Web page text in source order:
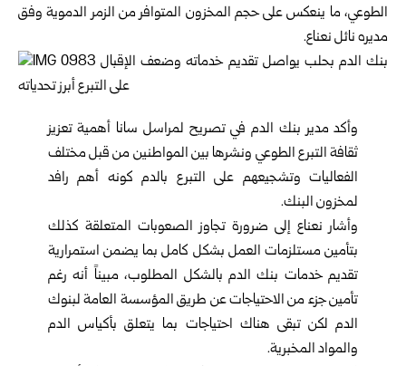
الطوعي، ما ينعكس على حجم المخزون المتوافر من الزمر الدموية وفق
مديره نائل نعناع.
وأكد مدير بنك الدم في تصريح لمراسل سانا أهمية تعزيز
ثقافة التبرع الطوعي ونشرها بين المواطنين من قبل مختلف
الفعاليات وتشجيعهم على التبرع بالدم كونه أهم رافد
لمخزون البنك.
وأشار نعناع إلى ضرورة تجاوز الصعوبات المتعلقة كذلك
بتأمين مستلزمات العمل بشكل كامل بما يضمن استمرارية
تقديم خدمات بنك الدم بالشكل المطلوب، مبيناً أنه رغم
تأمين جزء من الاحتياجات عن طريق المؤسسة العامة لبنوك
الدم لكن تبقى هناك احتياجات بما يتعلق بأكياس الدم
والمواد المخبرية.